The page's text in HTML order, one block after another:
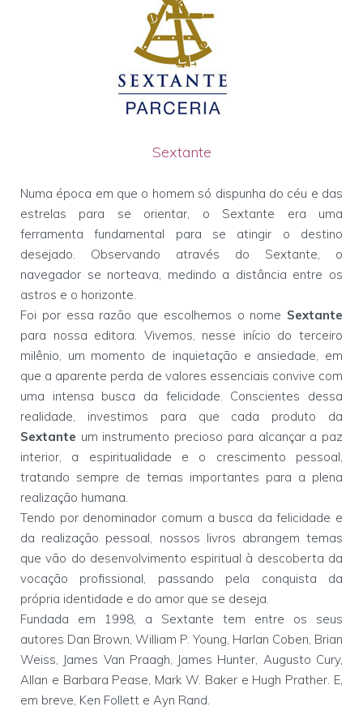
Sextante
Numa época em que o homem só dispunha do céu e das
estrelas para se orientar, o Sextante era uma
ferramenta fundamental para se atingir o destino
desejado. Observando através do Sextante, o
navegador se norteava, medindo a distância entre os
astros e o horizonte.
Foi por essa razão que escolhemos o nome Sextante
para nossa editora. Vivemos, nesse início do terceiro
milênio, um momento de inquietação e ansiedade, em
que a aparente perda de valores essenciais convive com
uma intensa busca da felicidade. Conscientes dessa
realidade, investimos para que cada produto da
Sextante um instrumento precioso para alcançar a paz
interior, a espiritualidade e o crescimento pessoal,
tratando sempre de temas importantes para a plena
realização humana.
Tendo por denominador comum a busca da felicidade e
da realização pessoal, nossos livros abrangem temas
que vão do desenvolvimento espiritual à descoberta da
vocação profissional, passando pela conquista da
própria identidade e do amor que se deseja.
Fundada em 1998, a Sextante tem entre os seus
autores Dan Brown, William P. Young, Harlan Coben, Brian
Weiss, James Van Praagh, James Hunter, Augusto Cury,
Allan e Barbara Pease, Mark W. Baker e Hugh Prather. E,
em breve, Ken Follett e Ayn Rand.